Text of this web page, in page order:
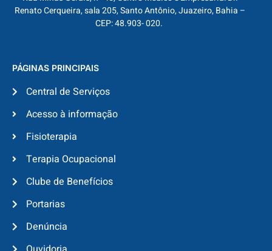
Renato Cerqueira, sala 205, Santo Antônio, Juazeiro, Bahia –
CEP: 48.903- 020.
PÁGINAS PRINCIPAIS
Central de Serviços
Acesso à informação
Fisioterapia
Terapia Ocupacional
Clube de Benefícios
Portarias
Denúncia